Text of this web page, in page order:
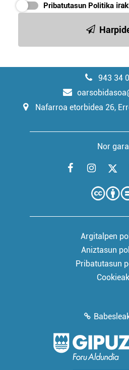
Pribatutasun Politika
943 34
Nafarroa etorbidea 26,
Nor gara
Argitalpen
Aniztasun
Pribatutasun
Cookieak